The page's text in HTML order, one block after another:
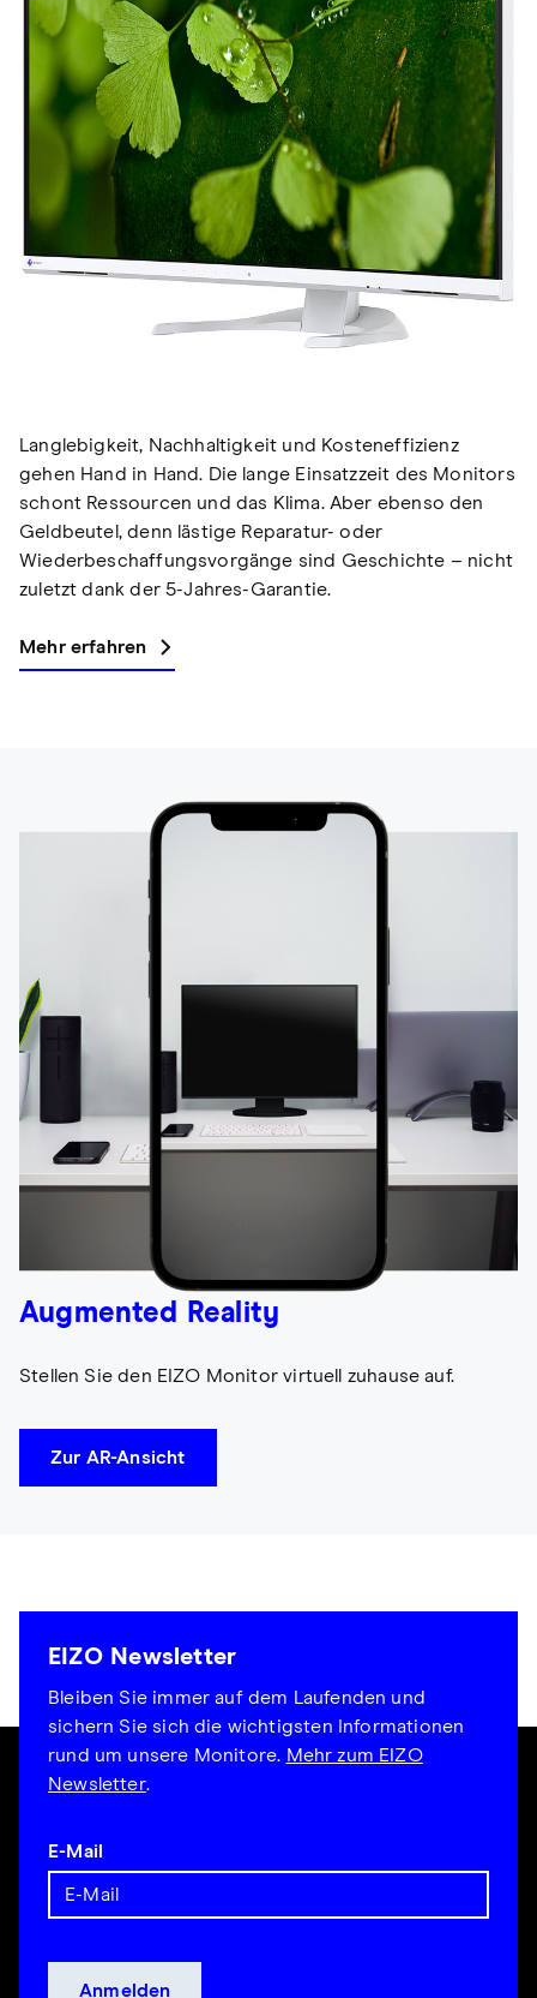
Langlebigkeit, Nachhaltigkeit und Kosteneffizienz
gehen Hand in Hand. Die lange Einsatzzeit des Monitors
schont Ressourcen und das Klima. Aber ebenso den
Geldbeutel, denn lästige Reparatur- oder
Wiederbeschaffungsvorgänge sind Geschichte – nicht
zuletzt dank der 5-Jahres-Garantie.
Mehr erfahren
Augmented Reality
Stellen Sie den EIZO Monitor virtuell zuhause auf.
Zur AR-Ansicht
EIZO Newsletter
Bleiben Sie immer auf dem Laufenden und
sichern Sie sich die wichtigsten Informationen
rund um unsere Monitore. Mehr zum EIZO
Newsletter.
E-Mail